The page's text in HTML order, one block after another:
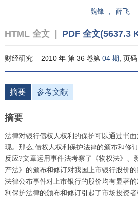
魏锋 薛飞
HTML 全文 PDF 全文(5637.3
财经研究 2010 年 第 36 卷第 04 期 , 页
摘要 参考文献
摘要
法律对银行债权人权利的保护可以通过书
现。那么,债权人权利保护法律的颁布和修
反应?文章运用事件法考察了《物权法》、
产法》的颁布和修订对我国上市银行股价
法律公布事件对上市银行的股价均有显著
利保护法律的颁布和修订引起了市场投资